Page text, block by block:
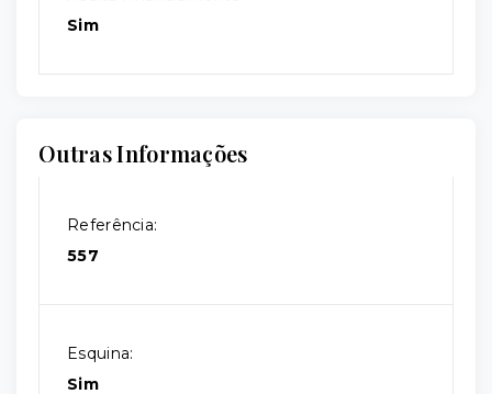
Sim
Outras Informações
Referência:
557
Esquina:
Sim